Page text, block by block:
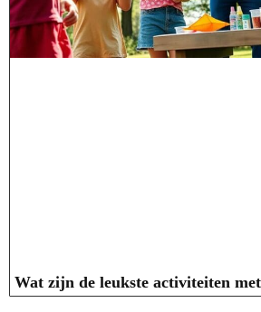
Wat zijn de leukste activiteiten